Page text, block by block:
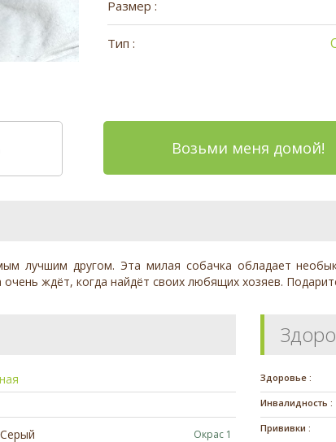
Размер :
Тип :
Возьми меня домой!
лучшим другом. Эта милая собачка обладает
очень ждёт, когда найдёт своих любящих хозяев.
Серый Окрас 1
Здоровье :
Инвалидность :
Прививки :